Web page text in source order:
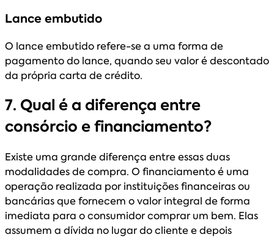
Lance embutido
O lance embutido refere-se a uma forma de
pagamento do lance, quando seu valor é descontado
da própria carta de crédito.
7. Qual é a diferença entre
consórcio e financiamento?
Existe uma grande diferença entre essas duas
modalidades de compra. O financiamento é uma
operação realizada por instituições financeiras ou
bancárias que fornecem o valor integral de forma
imediata para o consumidor comprar um bem. Elas
assumem a dívida no lugar do cliente e depois